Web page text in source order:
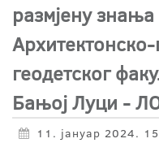
размјену
геодетског
Бањој Луци -
11. јануар 2024.